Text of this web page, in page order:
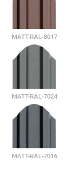
MATT-RAL-8017
MATT-RAL-7024
MATT-RAL-7016